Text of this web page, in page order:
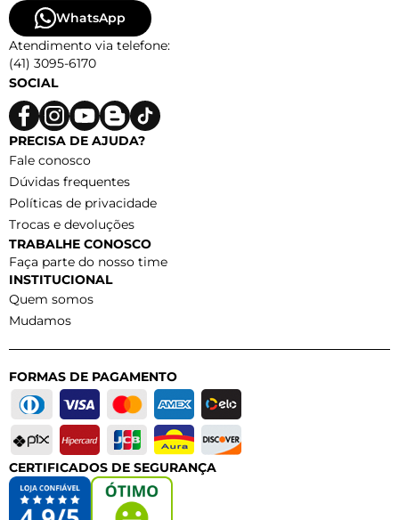
WhatsApp
Atendimento via telefone:
(41) 3095-6170
SOCIAL
PRECISA DE AJUDA?
Fale conosco
Dúvidas frequentes
Políticas de privacidade
Trocas e devoluções
TRABALHE CONOSCO
Faça parte do nosso time
INSTITUCIONAL
Quem somos
Mudamos
FORMAS DE PAGAMENTO
CERTIFICADOS DE SEGURANÇA